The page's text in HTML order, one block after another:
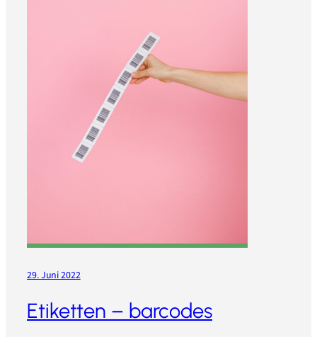
29. Juni 2022
Etiketten – barcodes